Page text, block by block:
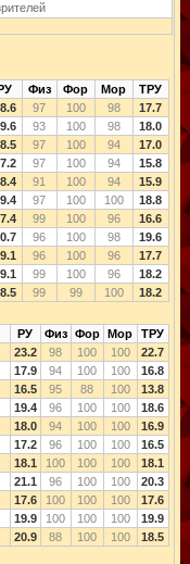
Физ Фор Мор
ТРУ
97 100 98
17.7
93 100 98
18.0
97 100 94
17.0
97 100 94
15.8
91 100 94
15.9
97 100 100
18.8
99 100 96
16.6
96 100 98
19.6
96 100 96
17.7
99 100 96
18.2
99 99 100 18.2
РУ Физ Фор Мор
ТРУ
23.2 98 100 100
22.7
17.9 94 100 100
16.8
16.5 95 88 100
13.8
19.4 96 100 100
18.6
18.0 94 100 100
16.9
17.2 96 100 100
16.5
18.1 100 100 100
18.1
21.1 96 100 100
20.3
17.6 100 100 100
17.6
19.9 100 100 100
19.9
20.9 88 100 100 18.5